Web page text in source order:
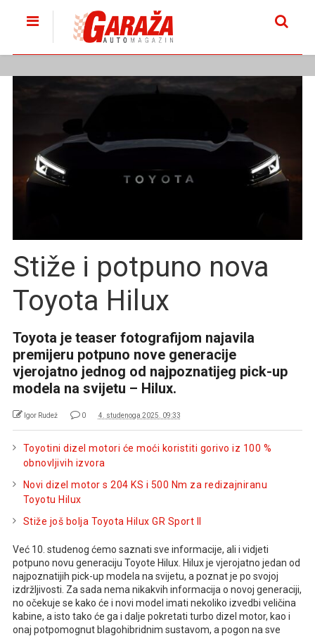
Stiže i potpuno nova
Toyota Hilux
Toyota je teaser fotografijom najavila
premijeru potpuno nove generacije
vjerojatno jednog od najpoznatijeg pick-up
modela na svijetu – Hilux.
Igor Rudež 0 4. studenoga 2025. 09:33
Toyotini dizel motori će moći koristiti gorivo iz 100 %
obnovljivih izvora
Novi dizel motor s 204 KS i 500 Nm za redizajniranu
Toyotu Hilux
Stiže još bolja Toyota Hilux GR Sport II
Već 10. studenog ćemo saznati sve informacije, ali i vidjeti
potpuno novu generaciju Toyote Hilux. Hilux je vjerojatno jedan od
najpoznatijih pick-up modela na svijetu, a poznat je po svojoj
izdržljivosti. Za sada nema nikakvih informacija o novoj generaciji,
no očekuje se kako će i novi model imati nekoliko izvedbi veličina
kabine, a isto tako će ga i dalje pokretati turbo dizel motor, kao i
onaj potpomognut blagohibridnim sustavom, a pogon na sve